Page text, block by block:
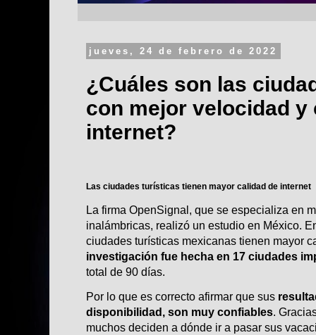
jueves, 24 de febrero de 2022
¿Cuáles son las
con mejor velocidad y
internet?
Las ciudades turísticas tienen mayor calidad de internet
La firma OpenSignal, que se especializa en
inalámbricas, realizó un estudio en México.
ciudades turísticas mexicanas tienen mayor
investigación fue hecha en 17 ciudades
total de 90 días.
Por lo que es correcto afirmar que sus
disponibilidad, son muy confiables.
muchos deciden a dónde ir a pasar sus